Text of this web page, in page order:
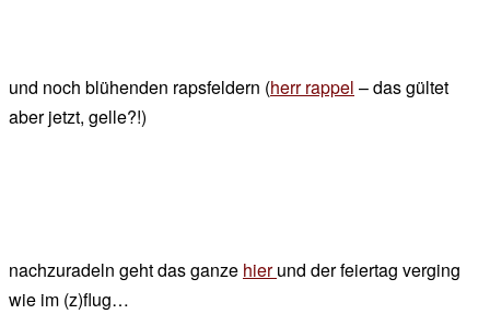
und noch blühenden rapsfeldern (herr rappel – das gültet
aber jetzt, gelle?!)
nachzuradeln geht das ganze hierund der feiertag verging
wie im (z)flug…